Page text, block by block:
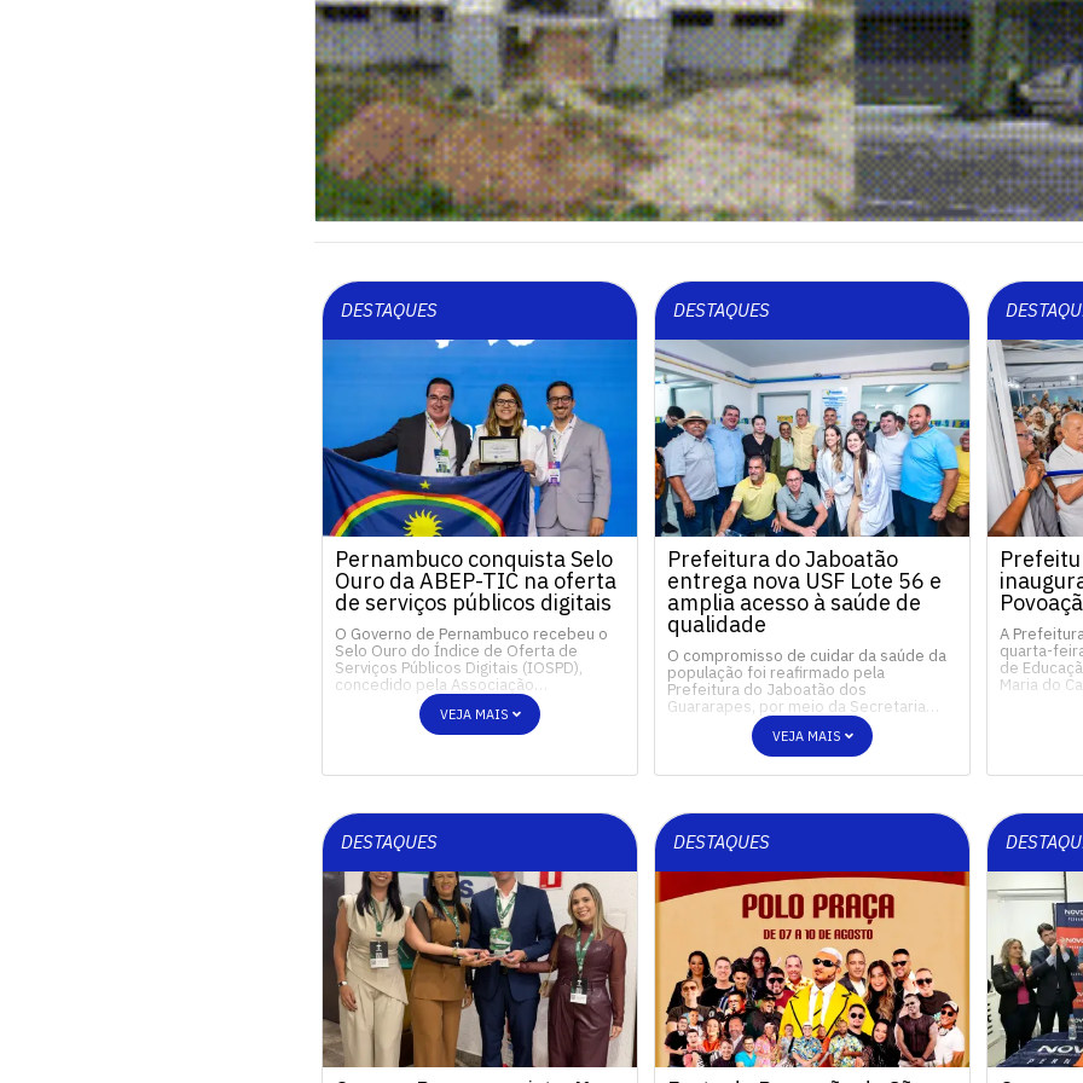
DESTAQUES
Pernambuco conquista Selo
Ouro da ABEP-TIC na oferta
de serviços públicos digitais
O Governo de Pernambuco recebeu o
Selo Ouro do Índice de Oferta de
Serviços Públicos Digitais (IOSPD),
concedido pela Associação…
VEJA MAIS
DESTAQUES
Prefeitura do Jaboatão
entrega nova USF Lote 56 e
amplia acesso à saúde de
qualidade
O compromisso de cuidar da saúde da
população foi reafirmado pela
Prefeitura do Jaboatão dos
Guararapes, por meio da Secretaria…
VEJA MAIS
A
quarta-
de
Maria do
DESTAQUES DESTAQUES